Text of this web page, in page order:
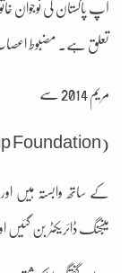
آپ پاکستان کی نوجوان
تعلق ہے۔ مضبوط اعصاب،
مریم 2014 سے
Foundation)
مینجنگ ڈائریکٹر بن